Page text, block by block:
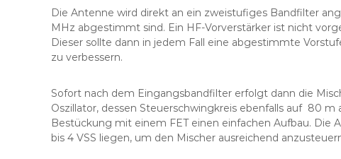
Die Antenne wird direkt an ein zweistufiges Bandfilter
MHz abgestimmt sind. Ein HF-Vorverstärker ist nicht
Dieser sollte dann in jedem Fall eine abgestimmte
zu verbessern.
Sofort nach dem Eingangsbandfilter erfolgt dann die
Oszillator, dessen Steuerschwingkreis ebenfalls auf 80
Bestückung mit einem FET einen einfachen Aufbau. Die
bis 4 VSS liegen, um den Mischer ausreichend